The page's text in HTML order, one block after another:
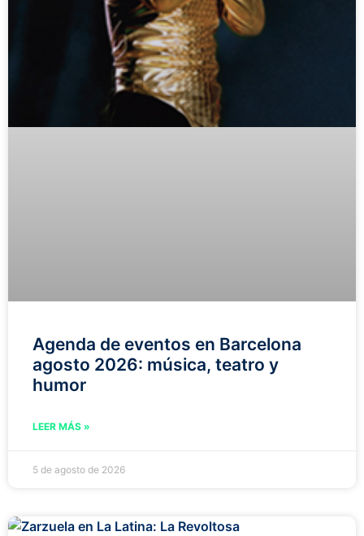
Agenda de eventos en Barcelona
agosto 2026: música, teatro y
humor
LEER MÁS »
5 de agosto de 2026